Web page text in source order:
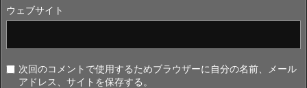
ウェブサイト
次回のコメントで使用するためブラウザーに自分の名前、メール
アドレス、サイトを保存する。